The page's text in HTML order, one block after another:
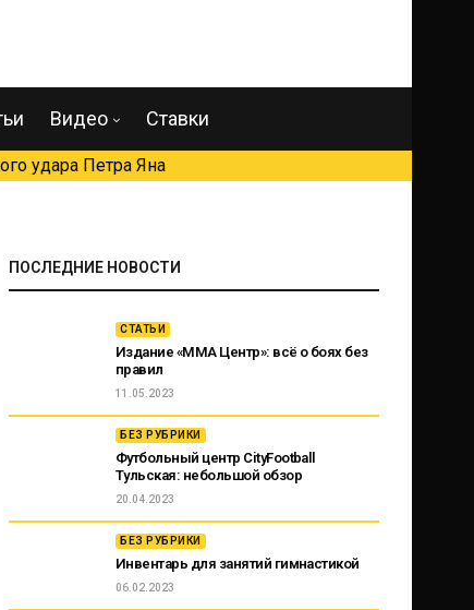
Видео Ставки
удара Петра Яна
ПОСЛЕДНИЕ НОВОСТИ
СТАТЬИ
Издание «ММА Центр»: всё о боях без
правил
11.05.2023
БЕЗ РУБРИКИ
Футбольный центр CityFootball
Тульская: небольшой обзор
20.04.2023
БЕЗ РУБРИКИ
Инвентарь для занятий гимнастикой
06.02.2023